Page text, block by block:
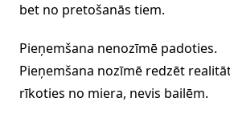
bet no pretošanās tiem.
Pieņemšana nenozīmē padoties.
Pieņemšana nozīmē redzēt
rīkoties no miera, nevis bailēm.